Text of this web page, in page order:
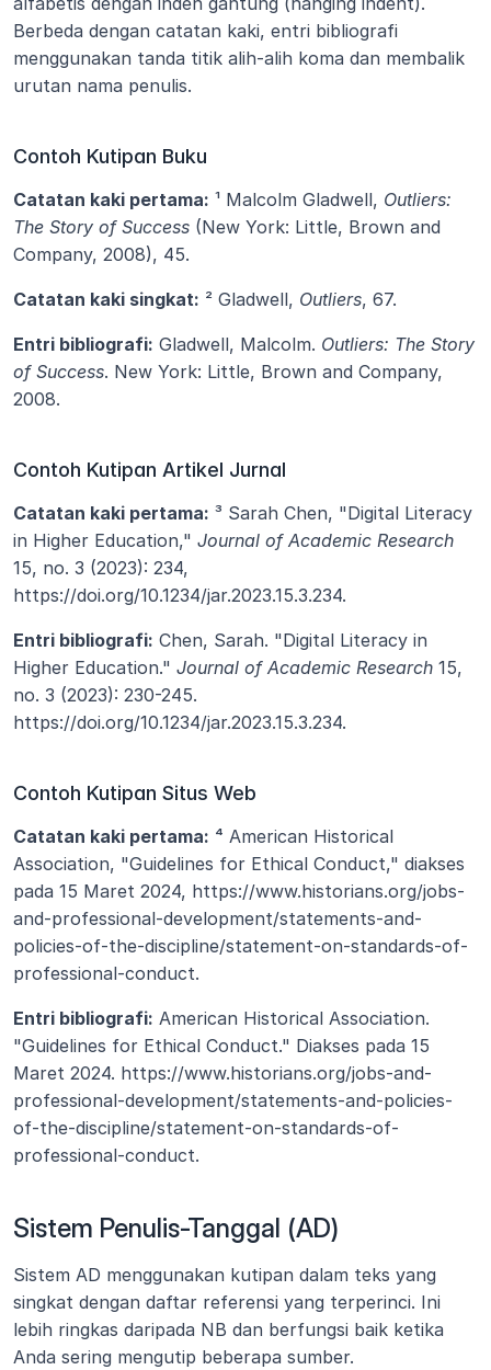
Berbeda dengan catatan kaki, entri bibliografi
menggunakan tanda titik alih-alih koma dan membalik
urutan nama penulis.
Contoh Kutipan Buku
Catatan kaki pertama: ¹ Malcolm Gladwell, Outliers:
The Story of Success (New York: Little, Brown and
Company, 2008), 45.
Catatan kaki singkat: ² Gladwell, Outliers, 67.
Entri bibliografi: Gladwell, Malcolm. Outliers: The Story
of Success. New York: Little, Brown and Company,
2008.
Contoh Kutipan Artikel Jurnal
Catatan kaki pertama: ³ Sarah Chen, "Digital Literacy
in Higher Education," Journal of Academic Research
15, no. 3 (2023): 234,
https://doi.org/10.1234/jar.2023.15.3.234.
Entri bibliografi: Chen, Sarah. "Digital Literacy in
Higher Education." Journal of Academic Research 15,
no. 3 (2023): 230-245.
https://doi.org/10.1234/jar.2023.15.3.234.
Contoh Kutipan Situs Web
Catatan kaki pertama: ⁴ American Historical
Association, "Guidelines for Ethical Conduct," diakses
pada 15 Maret 2024, https://www.historians.org/jobs-
and-professional-development/statements-and-
policies-of-the-discipline/statement-on-standards-of-
professional-conduct.
Entri bibliografi: American Historical Association.
"Guidelines for Ethical Conduct." Diakses pada 15
Maret 2024. https://www.historians.org/jobs-and-
professional-development/statements-and-policies-
of-the-discipline/statement-on-standards-of-
professional-conduct.
Sistem Penulis-Tanggal (AD)
Sistem AD menggunakan kutipan dalam teks yang
singkat dengan daftar referensi yang terperinci. Ini
lebih ringkas daripada NB dan berfungsi baik ketika
Anda sering mengutip beberapa sumber.